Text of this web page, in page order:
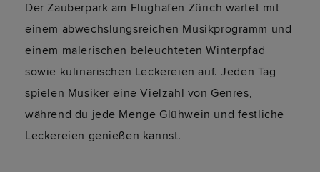
Der Zauberpark am Flughafen Zürich wartet mit
einem abwechslungsreichen Musikprogramm und
einem malerischen beleuchteten Winterpfad
sowie kulinarischen Leckereien auf. Jeden Tag
spielen Musiker eine Vielzahl von Genres,
während du jede Menge Glühwein und festliche
Leckereien genießen kannst.